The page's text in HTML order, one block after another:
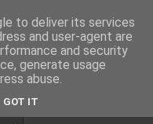
to deliver its services
and user-agent are
and security
generate usage
abuse.
GOT IT